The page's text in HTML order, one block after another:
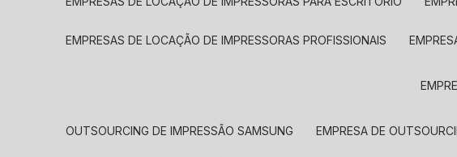
EMPRESAS DE LOCAÇÃO DE IMPRESSORAS PROFISSIONAIS
OUTSOURCING DE IMPRESSÃO SAMSUNG EMPRESA DE